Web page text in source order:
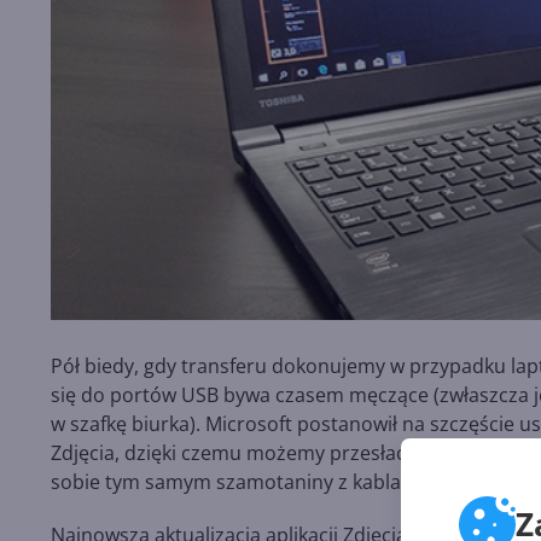
Pół biedy, gdy transferu dokonujemy w przypadku
się do portów USB bywa czasem męczące
w szafkę biurka). Microsoft postanowił na szczęście
Zdjęcia, dzięki czemu możemy przesłać wykonane
sobie tym samym szamotaniny z kablami.
Najnowsza aktualizacja aplikacji Zdjęcia nosi numer